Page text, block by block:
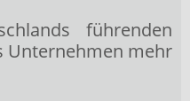
führenden
Unternehmen mehr